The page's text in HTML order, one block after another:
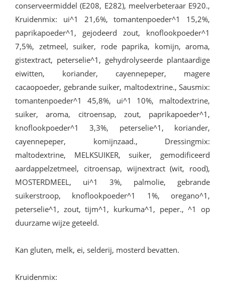
conserveermiddel (E208, E282), meelverbeteraar E920.,
Kruidenmix: ui^1 21,6%, tomantenpoeder^1 15,2%,
paprikapoeder^1, gejodeerd zout, knoflookpoeder^1
7,5%, zetmeel, suiker, rode paprika, komijn, aroma,
gistextract, peterselie^1, gehydrolyseerde plantaardige
eiwitten, koriander, cayennepeper, magere
cacaopoeder, gebrande suiker, maltodextrine., Sausmix:
tomantenpoeder^1 45,8%, ui^1 10%, maltodextrine,
suiker, aroma, citroensap, zout, paprikapoeder^1,
knoflookpoeder^1 3,3%, peterselie^1, koriander,
cayennepeper, komijnzaad., Dressingmix:
maltodextrine, MELKSUIKER, suiker, gemodificeerd
aardappelzetmeel, citroensap, wijnextract (wit, rood),
MOSTERDMEEL, ui^1 3%, palmolie, gebrande
suikerstroop, knoflookpoeder^1 1%, oregano^1,
peterselie^1, zout, tijm^1, kurkuma^1, peper., ^1 op
duurzame wijze geteeld.
Kan gluten, melk, ei, selderij, mosterd bevatten.
Kruidenmix: